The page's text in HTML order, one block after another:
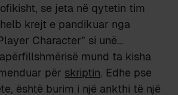
se jeta në qytetin tim
krejt e pandikuar nga
Character” si unë…
mund ta kisha
për skriptin. Edhe pse
është burim i një ankthi të një